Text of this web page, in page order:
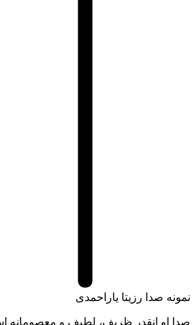
نمونه صدا رزیتا یاراحمدی